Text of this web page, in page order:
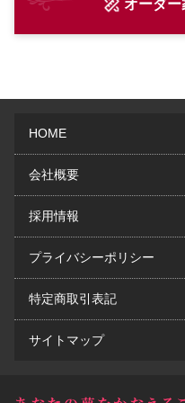
オーダ
HOME
会社概要
採用情報
プライバシーポリシー
特定商取引表記
サイトマップ